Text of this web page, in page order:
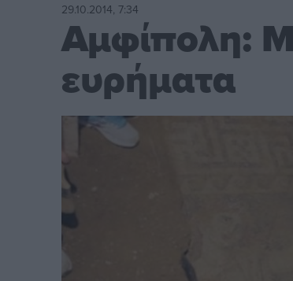
29.10.2014, 7:34
Αμφίπολη:
ευρήματα